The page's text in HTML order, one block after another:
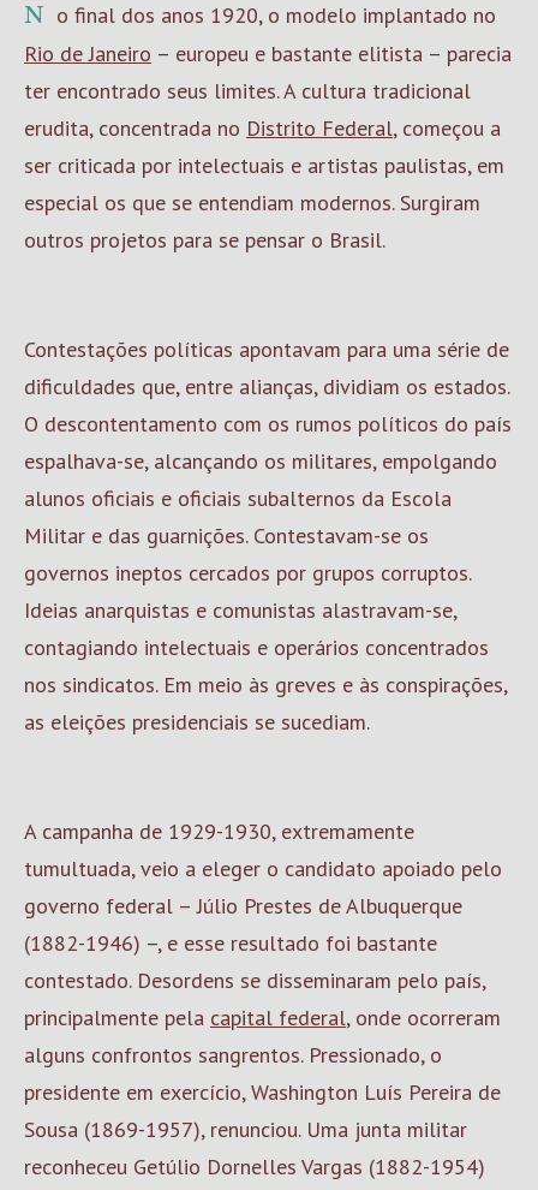
No final dos anos 1920, o modelo implantado no
Rio de Janeiro – europeu e bastante elitista – parecia
ter encontrado seus limites. A cultura tradicional
erudita, concentrada no Distrito Federal, começou a
ser criticada por intelectuais e artistas paulistas, em
especial os que se entendiam modernos. Surgiram
outros projetos para se pensar o Brasil.
Contestações políticas apontavam para uma série de
dificuldades que, entre alianças, dividiam os estados.
O descontentamento com os rumos políticos do país
espalhava-se, alcançando os militares, empolgando
alunos oficiais e oficiais subalternos da Escola
Militar e das guarnições. Contestavam-se os
governos ineptos cercados por grupos corruptos.
Ideias anarquistas e comunistas alastravam-se,
contagiando intelectuais e operários concentrados
nos sindicatos. Em meio às greves e às conspirações,
as eleições presidenciais se sucediam.
A campanha de 1929-1930, extremamente
tumultuada, veio a eleger o candidato apoiado pelo
governo federal – Júlio Prestes de Albuquerque
(1882-1946) –, e esse resultado foi bastante
contestado. Desordens se disseminaram pelo país,
principalmente pela capital federal, onde ocorreram
alguns confrontos sangrentos. Pressionado, o
presidente em exercício, Washington Luís Pereira de
Sousa (1869-1957), renunciou. Uma junta militar
reconheceu Getúlio Dornelles Vargas (1882-1954)